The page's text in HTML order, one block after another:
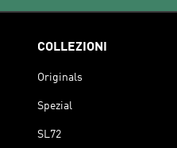
COLLEZIONI
Originals
Spezial
SL72